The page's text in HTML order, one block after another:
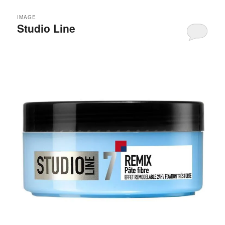
Studio Line
IMAGE